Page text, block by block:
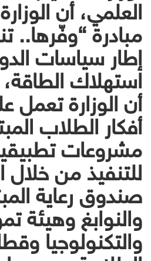
العلمي، أن
مبادرة “وفّرها..
إطار سياسات
استهلاك
أن الوزارة تعمل
أفكار الطلاب
مشروعات
للتنفيذ من خلال
صندوق رعاية
والنوابغ وهيئة
والتكنولوجيا